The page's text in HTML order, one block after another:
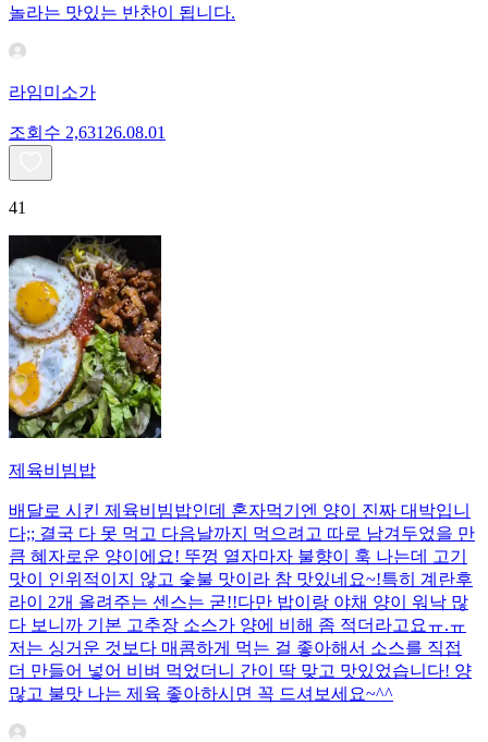
놀라는 맛있는 반찬이 됩니다.
라임미소가
조회수 2,631 26.08.01
41
제육비빔밥
배달로 시킨 제육비빔밥인데 혼자먹기엔 양이 진짜 대박입니
다;; 결국 다 못 먹고 다음날까지 먹으려고 따로 남겨두었을 만
큼 혜자로운 양이에요! 뚜껑 열자마자 불향이 훅 나는데 고기
맛이 인위적이지 않고 숯불 맛이라 참 맛있네요~!특히 계란후
라이 2개 올려주는 센스는 굳!! ​다만 밥이랑 야채 양이 워낙 많
다 보니까 기본 고추장 소스가 양에 비해 좀 적더라고요ㅠ.ㅠ
저는 싱거운 것보다 매콤하게 먹는 걸 좋아해서 소스를 직접
더 만들어 넣어 비벼 먹었더니 간이 딱 맞고 맛있었습니다! 양
많고 불맛 나는 제육 좋아하시면 꼭 드셔보세요~^^